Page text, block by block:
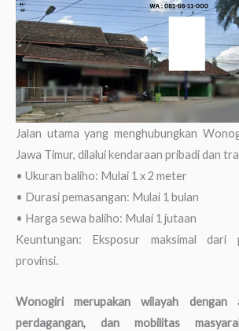
Jalan utama yang menghubungkan
Jawa Timur, dilalui kendaraan pribadi dan
• Ukuran baliho: Mulai 1 x 2 meter
• Durasi pemasangan: Mulai 1 bulan
• Harga sewa baliho: Mulai 1 jutaan
Keuntungan: Eksposur maksimal dari
provinsi.
Wonogiri merupakan wilayah dengan
perdagangan, dan mobilitas